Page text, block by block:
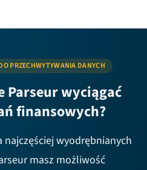
PRZECHWYTYWANIA DANYCH
Parseur wyciągać
finansowych?
najczęściej wyodrębnianych
masz możliwość